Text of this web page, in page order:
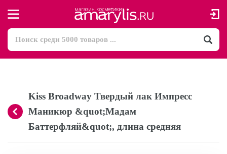
Kiss Broadway Твердый лак Импресс
Маникюр &quot;Мадам
Баттерфляй&quot;, длина средняя